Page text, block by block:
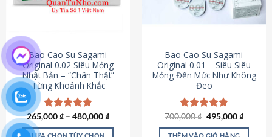
phẩm
Bao Cao Su Sagami
Original 0.02 Siêu Mỏng
Nhật Bản – “Chân Thật”
Từng Khoảnh Khắc
Được xếp
hạng4.87
265,000₫ – 480,000₫
Bao Cao Su Sagami
Original 0.01 – Siêu Siêu
Mỏng Đến Mức Như Không
Đeo
Được xếp
hạng4.83
700,000₫ Giá
là:
495,000₫Giá
tại